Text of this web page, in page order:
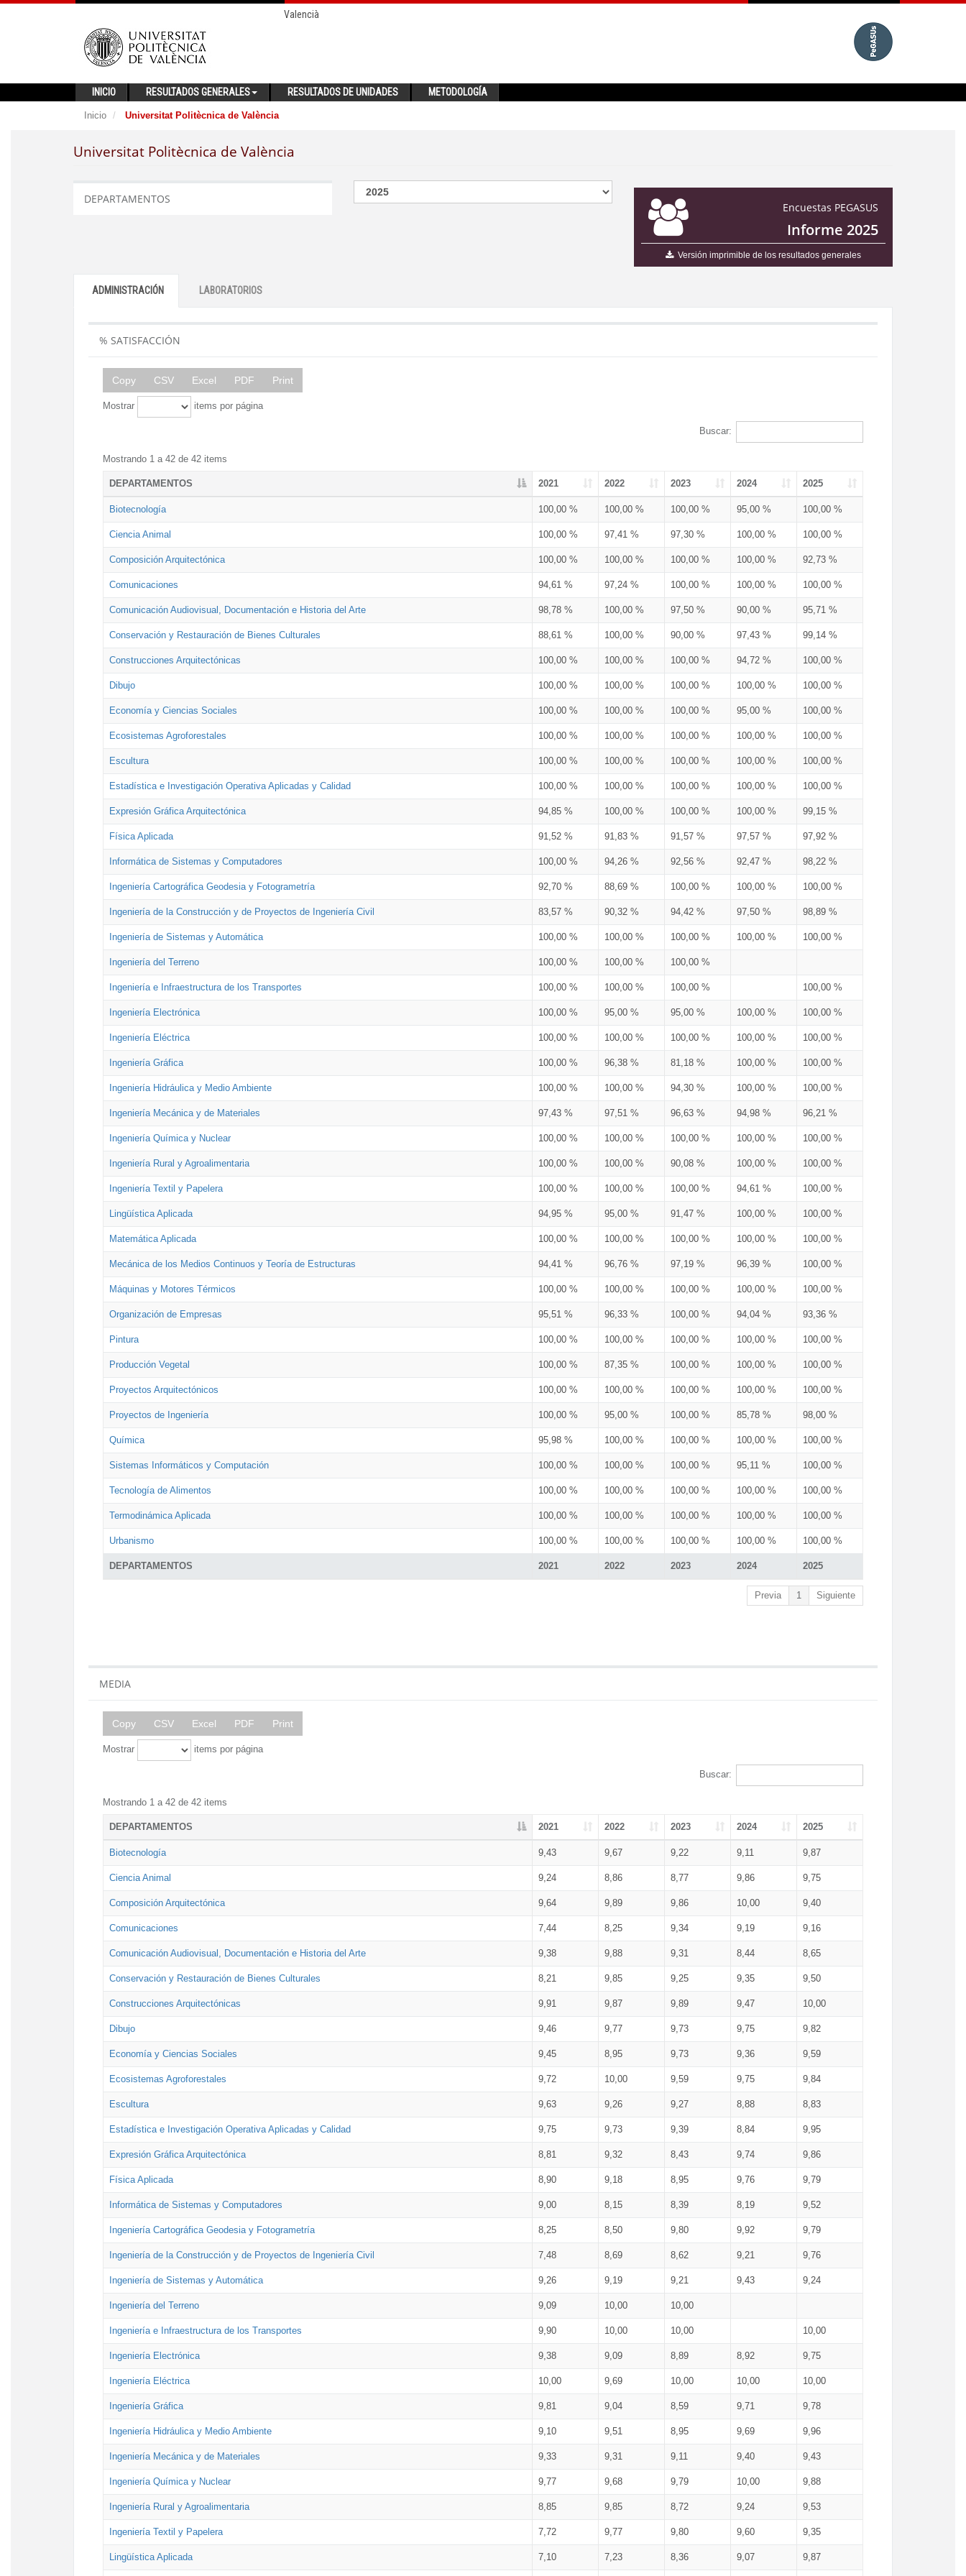
Valencià
INICIO RESULTADOS GENERALES RESULTADOS DE UNIDADES METODOLOGÍA
Inicio Universitat Politècnica de València
Universitat Politècnica de València
Encuestas PEGASUS
Informe 2025
Versión imprimible de los resultados generales
DEPARTAMENTOS
ADMINISTRACIÓN LABORATORIOS
% SATISFACCIÓN
Copy CSV Excel PDF Print
Mostrar items por página
Buscar:
Mostrando 1 a 42 de 42 items
DEPARTAMENTOS 2021 2022 2023 2024 2025
DEPARTAMENTOS 2021 2022 2023 2024 2025
Biotecnología 100,00 % 100,00 % 100,00 % 95,00 % 100,00 %
Ciencia Animal 100,00 % 97,41 % 97,30 % 100,00 % 100,00 %
Composición Arquitectónica 100,00 % 100,00 % 100,00 % 100,00 % 92,73 %
Comunicaciones 94,61 % 97,24 % 100,00 % 100,00 % 100,00 %
Comunicación Audiovisual, Documentación e Historia del Arte 98,78 % 100,00 % 97,50 % 90,00 % 95,71 %
Conservación y Restauración de Bienes Culturales 88,61 % 100,00 % 90,00 % 97,43 % 99,14 %
Construcciones Arquitectónicas 100,00 % 100,00 % 100,00 % 94,72 % 100,00 %
Dibujo 100,00 % 100,00 % 100,00 % 100,00 % 100,00 %
Economía y Ciencias Sociales 100,00 % 100,00 % 100,00 % 95,00 % 100,00 %
Ecosistemas Agroforestales 100,00 % 100,00 % 100,00 % 100,00 % 100,00 %
Escultura 100,00 % 100,00 % 100,00 % 100,00 % 100,00 %
Estadística e Investigación Operativa Aplicadas y Calidad 100,00 % 100,00 % 100,00 % 100,00 % 100,00 %
Expresión Gráfica Arquitectónica 94,85 % 100,00 % 100,00 % 100,00 % 99,15 %
Física Aplicada 91,52 % 91,83 % 91,57 % 97,57 % 97,92 %
Informática de Sistemas y Computadores 100,00 % 94,26 % 92,56 % 92,47 % 98,22 %
Ingeniería Cartográfica Geodesia y Fotogrametría 92,70 % 88,69 % 100,00 % 100,00 % 100,00 %
Ingeniería de la Construcción y de Proyectos de Ingeniería Civil 83,57 % 90,32 % 94,42 % 97,50 % 98,89 %
Ingeniería de Sistemas y Automática 100,00 % 100,00 % 100,00 % 100,00 % 100,00 %
Ingeniería del Terreno 100,00 % 100,00 % 100,00 %
Ingeniería e Infraestructura de los Transportes 100,00 % 100,00 % 100,00 % 100,00 %
Ingeniería Electrónica 100,00 % 95,00 % 95,00 % 100,00 % 100,00 %
Ingeniería Eléctrica 100,00 % 100,00 % 100,00 % 100,00 % 100,00 %
Ingeniería Gráfica 100,00 % 96,38 % 81,18 % 100,00 % 100,00 %
Ingeniería Hidráulica y Medio Ambiente 100,00 % 100,00 % 94,30 % 100,00 % 100,00 %
Ingeniería Mecánica y de Materiales 97,43 % 97,51 % 96,63 % 94,98 % 96,21 %
Ingeniería Química y Nuclear 100,00 % 100,00 % 100,00 % 100,00 % 100,00 %
Ingeniería Rural y Agroalimentaria 100,00 % 100,00 % 90,08 % 100,00 % 100,00 %
Ingeniería Textil y Papelera 100,00 % 100,00 % 100,00 % 94,61 % 100,00 %
Lingüística Aplicada 94,95 % 95,00 % 91,47 % 100,00 % 100,00 %
Matemática Aplicada 100,00 % 100,00 % 100,00 % 100,00 % 100,00 %
Mecánica de los Medios Continuos y Teoría de Estructuras 94,41 % 96,76 % 97,19 % 96,39 % 100,00 %
Máquinas y Motores Térmicos 100,00 % 100,00 % 100,00 % 100,00 % 100,00 %
Organización de Empresas 95,51 % 96,33 % 100,00 % 94,04 % 93,36 %
Pintura 100,00 % 100,00 % 100,00 % 100,00 % 100,00 %
Producción Vegetal 100,00 % 87,35 % 100,00 % 100,00 % 100,00 %
Proyectos Arquitectónicos 100,00 % 100,00 % 100,00 % 100,00 % 100,00 %
Proyectos de Ingeniería 100,00 % 95,00 % 100,00 % 85,78 % 98,00 %
Química 95,98 % 100,00 % 100,00 % 100,00 % 100,00 %
Sistemas Informáticos y Computación 100,00 % 100,00 % 100,00 % 95,11 % 100,00 %
Tecnología de Alimentos 100,00 % 100,00 % 100,00 % 100,00 % 100,00 %
Termodinámica Aplicada 100,00 % 100,00 % 100,00 % 100,00 % 100,00 %
Urbanismo 100,00 % 100,00 % 100,00 % 100,00 % 100,00 %
Previa 1 Siguiente
MEDIA
Copy CSV Excel PDF Print
Mostrar items por página
Buscar:
Mostrando 1 a 42 de 42 items
DEPARTAMENTOS 2021 2022 2023 2024 2025
Biotecnología 9,43 9,67 9,22 9,11 9,87
Ciencia Animal 9,24 8,86 8,77 9,86 9,75
Composición Arquitectónica 9,64 9,89 9,86 10,00 9,40
Comunicaciones 7,44 8,25 9,34 9,19 9,16
Comunicación Audiovisual, Documentación e Historia del Arte 9,38 9,88 9,31 8,44 8,65
Conservación y Restauración de Bienes Culturales 8,21 9,85 9,25 9,35 9,50
Construcciones Arquitectónicas 9,91 9,87 9,89 9,47 10,00
Dibujo 9,46 9,77 9,73 9,75 9,82
Economía y Ciencias Sociales 9,45 8,95 9,73 9,36 9,59
Ecosistemas Agroforestales 9,72 10,00 9,59 9,75 9,84
Escultura 9,63 9,26 9,27 8,88 8,83
Estadística e Investigación Operativa Aplicadas y Calidad 9,75 9,73 9,39 8,84 9,95
Expresión Gráfica Arquitectónica 8,81 9,32 8,43 9,74 9,86
Física Aplicada 8,90 9,18 8,95 9,76 9,79
Informática de Sistemas y Computadores 9,00 8,15 8,39 8,19 9,52
Ingeniería Cartográfica Geodesia y Fotogrametría 8,25 8,50 9,80 9,92 9,79
Ingeniería de la Construcción y de Proyectos de Ingeniería Civil 7,48 8,69 8,62 9,21 9,76
Ingeniería de Sistemas y Automática 9,26 9,19 9,21 9,43 9,24
Ingeniería del Terreno 9,09 10,00 10,00
Ingeniería e Infraestructura de los Transportes 9,90 10,00 10,00 10,00
Ingeniería Electrónica 9,38 9,09 8,89 8,92 9,75
Ingeniería Eléctrica 10,00 9,69 10,00 10,00 10,00
Ingeniería Gráfica 9,81 9,04 8,59 9,71 9,78
Ingeniería Hidráulica y Medio Ambiente 9,10 9,51 8,95 9,69 9,96
Ingeniería Mecánica y de Materiales 9,33 9,31 9,11 9,40 9,43
Ingeniería Química y Nuclear 9,77 9,68 9,79 10,00 9,88
Ingeniería Rural y Agroalimentaria 8,85 9,85 8,72 9,24 9,53
Ingeniería Textil y Papelera 7,72 9,77 9,80 9,60 9,35
Lingüística Aplicada 7,10 7,23 8,36 9,07 9,87